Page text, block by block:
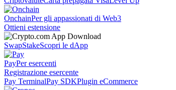
OnchainPer gli appassionati di Web3
Ottieni estensione
SwapStakeScopri le dApp
PayPer esercenti
Registrazione esercente
Pay TerminalPay SDKPlugin eCommerce